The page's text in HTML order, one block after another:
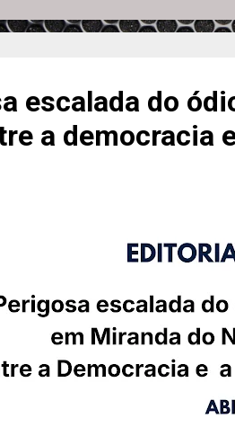
escalada do
a democracia